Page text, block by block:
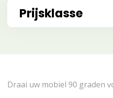
Prijsklasse
Draai uw mobiel 90 graden